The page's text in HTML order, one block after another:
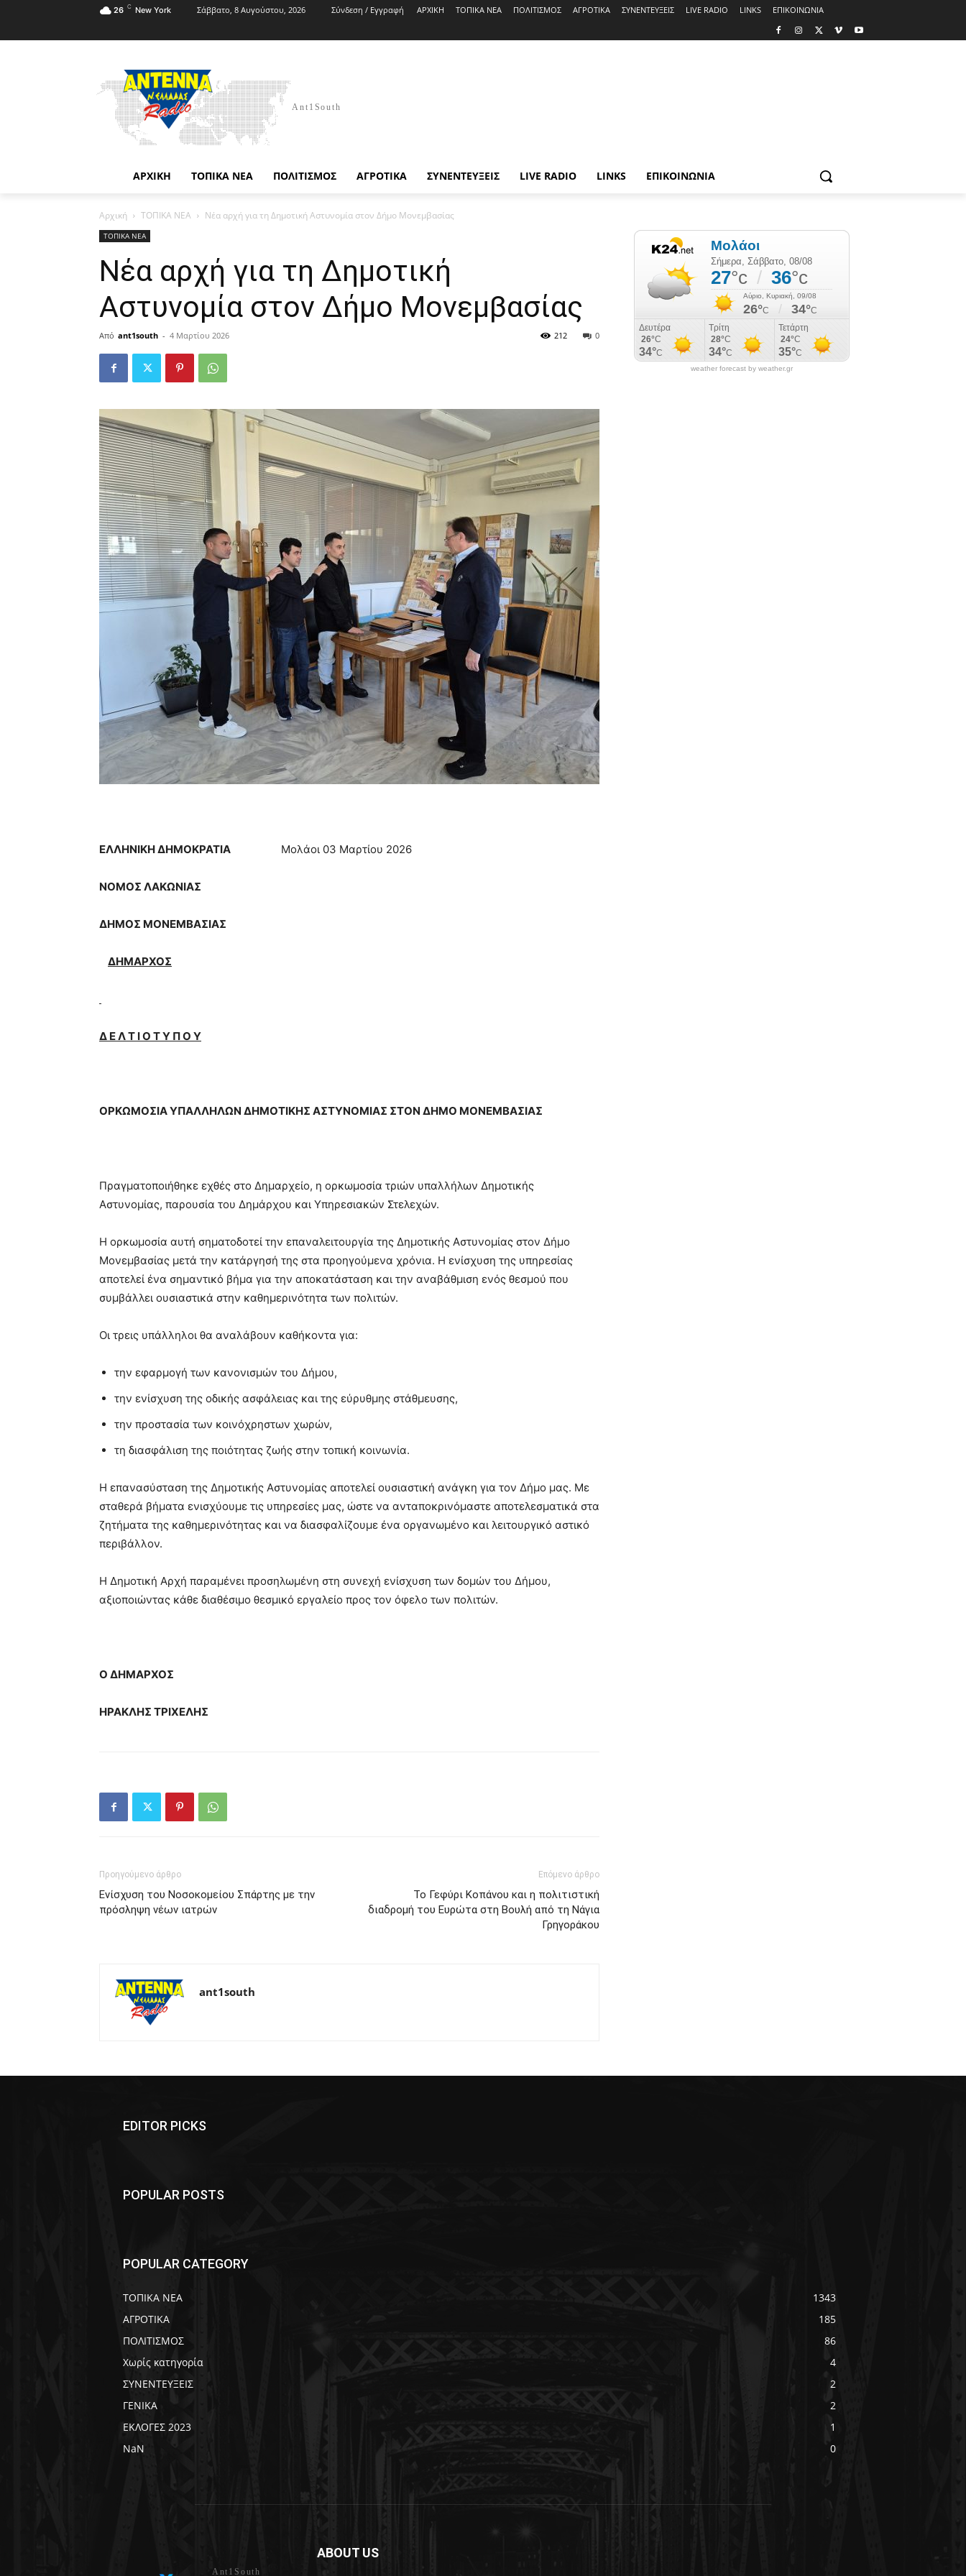
26 C New York Σάββατο, 8 Αυγούστου, 2026 Σύνδεση / Εγγραφή ΑΡΧΙΚΗ ΤΟΠΙΚΑ ΝΕΑ ΠΟΛΙΤΙΣΜΟΣ ΑΓΡΟΤΙΚΑ ΣΥΝΕΝΤΕΥΞΕΙΣ LIVE RADIO LINKS ΕΠΙΚΟΙΝΩΝΙΑ
Ant1South
ΑΡΧΙΚΗ ΤΟΠΙΚΑ ΝΕΑ ΠΟΛΙΤΙΣΜΟΣ ΑΓΡΟΤΙΚΑ ΣΥΝΕΝΤΕΥΞΕΙΣ LIVE RADIO LINKS ΕΠΙΚΟΙΝΩΝΙΑ
Αρχική ΤΟΠΙΚΑ ΝΕΑ Νέα αρχή για τη Δημοτική Αστυνομία στον Δήμο Μονεμβασίας
ΤΟΠΙΚΑ ΝΕΑ
Νέα αρχή για τη Δημοτική
Αστυνομία στον Δήμο Μονεμβασίας
Από ant1south - 4 Μαρτίου 2026 0
212
ΕΛΛΗΝΙΚΗ ΔΗΜΟΚΡΑΤΙΑ Μολάοι 03 Μαρτίου 2026
ΝΟΜΟΣ ΛΑΚΩΝΙΑΣ
ΔΗΜΟΣ ΜΟΝΕΜΒΑΣΙΑΣ
ΔΗΜΑΡΧΟΣ
Δ Ε Λ Τ Ι Ο Τ Υ Π Ο Υ
ΟΡΚΩΜΟΣΙΑ ΥΠΑΛΛΗΛΩΝ ΔΗΜΟΤΙΚΗΣ ΑΣΤΥΝΟΜΙΑΣ ΣΤΟΝ ΔΗΜΟ ΜΟΝΕΜΒΑΣΙΑΣ
Πραγματοποιήθηκε εχθές στο Δημαρχείο, η ορκωμοσία τριών υπαλλήλων Δημοτικής
Αστυνομίας, παρουσία του Δημάρχου και Υπηρεσιακών Στελεχών.
Η ορκωμοσία αυτή σηματοδοτεί την επαναλειτουργία της Δημοτικής Αστυνομίας στον Δήμο
Μονεμβασίας μετά την κατάργησή της στα προηγούμενα χρόνια. Η ενίσχυση της υπηρεσίας
αποτελεί ένα σημαντικό βήμα για την αποκατάσταση και την αναβάθμιση ενός θεσμού που
συμβάλλει ουσιαστικά στην καθημερινότητα των πολιτών.
Οι τρεις υπάλληλοι θα αναλάβουν καθήκοντα για:
την εφαρμογή των κανονισμών του Δήμου,
την ενίσχυση της οδικής ασφάλειας και της εύρυθμης στάθμευσης,
την προστασία των κοινόχρηστων χωρών,
τη διασφάλιση της ποιότητας ζωής στην τοπική κοινωνία.
Η επανασύσταση της Δημοτικής Αστυνομίας αποτελεί ουσιαστική ανάγκη για τον Δήμο μας. Με
σταθερά βήματα ενισχύουμε τις υπηρεσίες μας, ώστε να ανταποκρινόμαστε αποτελεσματικά στα
ζητήματα της καθημερινότητας και να διασφαλίζουμε ένα οργανωμένο και λειτουργικό αστικό
περιβάλλον.
Η Δημοτική Αρχή παραμένει προσηλωμένη στη συνεχή ενίσχυση των δομών του Δήμου,
αξιοποιώντας κάθε διαθέσιμο θεσμικό εργαλείο προς τον όφελο των πολιτών.
Ο ΔΗΜΑΡΧΟΣ
ΗΡΑΚΛΗΣ ΤΡΙΧΕΛΗΣ
Προηγούμενο άρθρο
Ενίσχυση του Νοσοκομείου Σπάρτης με την
πρόσληψη νέων ιατρών
Επόμενο άρθρο
Το Γεφύρι Κοπάνου και η πολιτιστική
διαδρομή του Ευρώτα στη Βουλή από τη Νάγια
Γρηγοράκου
ant1south
weather forecast by weather.gr
EDITOR PICKS
POPULAR POSTS
POPULAR CATEGORY
ΤΟΠΙΚΑ ΝΕΑ
1343
ΑΓΡΟΤΙΚΑ
185
ΠΟΛΙΤΙΣΜΟΣ
86
Χωρίς κατηγορία
4
ΣΥΝΕΝΤΕΥΞΕΙΣ
2
ΓΕΝΙΚΑ
2
ΕΚΛΟΓΕΣ 2023
1
NaN
0
Ant1South
ABOUT US